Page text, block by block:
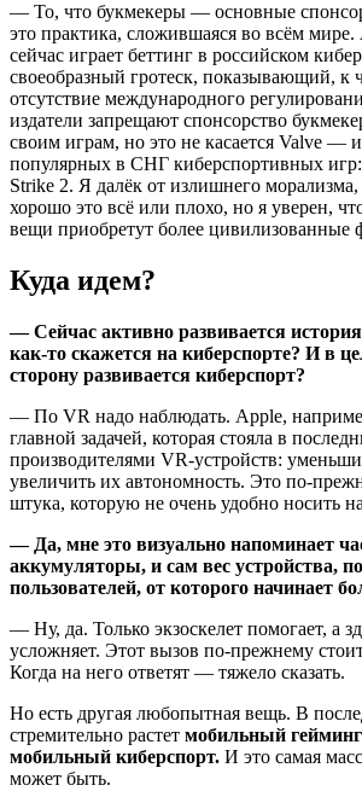
— То, что букмекеры — основные
это практика, сложившаяся во всём
сейчас играет беттинг в российском
своеобразный гротеск, показывающий, к
отсутствие международного
издатели запрещают спонсорство
своим играм, но это не касается Valve —
популярных в СНГ киберспортивных
Strike 2. Я далёк от излишнего
хорошо это всё или плохо, но я уверен,
вещи приобретут более цивилизованные
Куда идем?
— Сейчас активно развивается
как-то скажется на киберспорте? И в
сторону развивается киберспорт?
— По VR надо наблюдать. Apple,
главной задачей, которая стояла в
производителями VR-устройств:
увеличить их автономность. Это по-
штука, которую не очень удобно носить
— Да, мне это визуально напоминает
аккумуляторы, и сам вес устройства,
пользователей, от которого начинает
— Ну, да. Только экзоскелет помогает, а
усложняет. Этот вызов по-прежнему
Когда на него ответят — тяжело сказать.
Но есть другая любопытная вещь. В
стремительно растет мобильный гейминг
мобильный киберспорт. И это самая
может быть.